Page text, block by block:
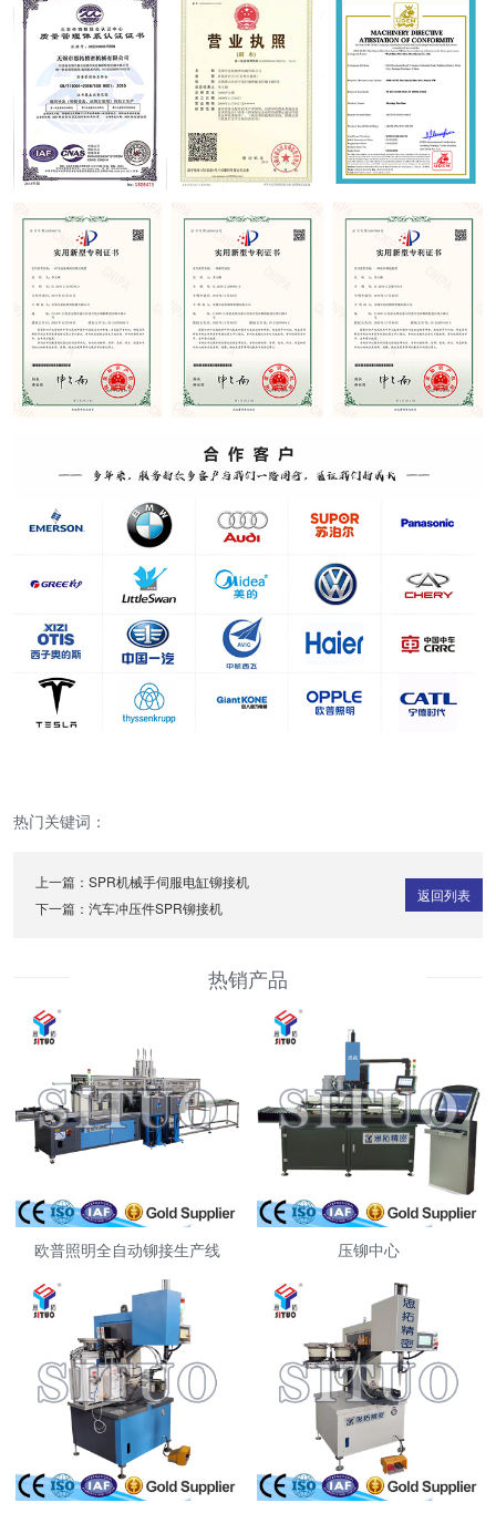
热门关键词：
上一篇： SPR机械手伺服电缸铆接机
下一篇： 汽车冲压件SPR铆接机
返回列表
热销产品
欧普照明全自动铆接生产线 压铆中心